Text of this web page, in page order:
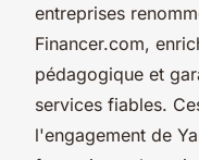
entreprises
Financer.com,
pédagogique et
services fiables.
l'engagement de